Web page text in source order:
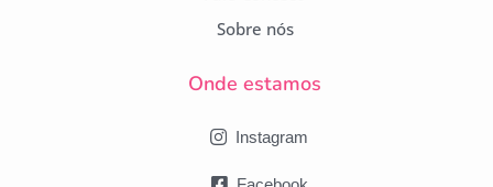
Sobre nós
Onde estamos
Instagram